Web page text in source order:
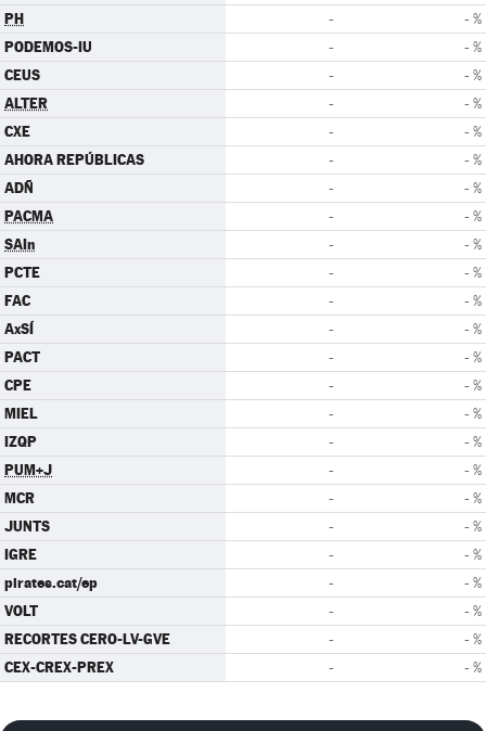
PH - - %
PODEMOS-IU - - %
CEUS - - %
ALTER - - %
CXE - - %
AHORA REPÚBLICAS - - %
ADÑ - - %
PACMA - - %
SAIn - - %
PCTE - - %
FAC - - %
AxSÍ - - %
PACT - - %
CPE - - %
MIEL - - %
IZQP - - %
PUM+J - - %
MCR - - %
JUNTS - - %
IGRE - - %
pirates.cat/ep - - %
VOLT - - %
RECORTES CERO-LV-GVE - - %
CEX-CREX-PREX - - %